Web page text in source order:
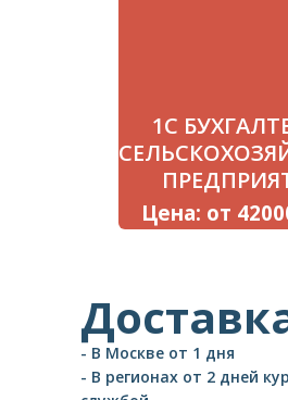
1С
Цена: от
- В Москве от 1 дня
- В регионах от 2 дней